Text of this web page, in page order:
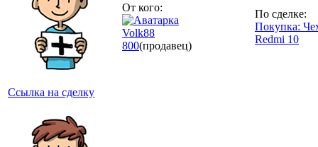
Ссылка на сделку
От кого:
Volk88
800(продавец)
По сделке:
Покупка:
Redmi 10